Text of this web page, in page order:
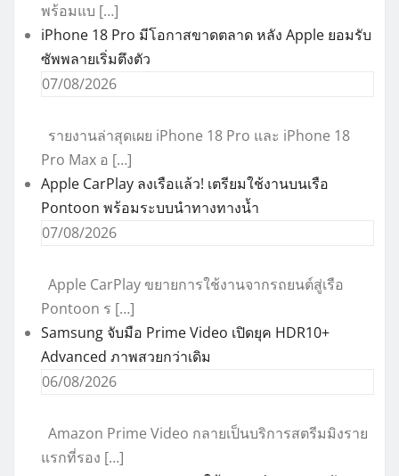
พร้อมแบ […]
iPhone 18 Pro มีโอกาสขาดตลาด หลัง Apple ยอมรับ
ซัพพลายเริ่มตึงตัว
07/08/2026
รายงานล่าสุดเผย iPhone 18 Pro และ iPhone 18
Pro Max อ […]
Apple CarPlay ลงเรือแล้ว! เตรียมใช้งานบนเรือ
Pontoon พร้อมระบบนำทางทางน้ำ
07/08/2026
Apple CarPlay ขยายการใช้งานจากรถยนต์สู่เรือ
Pontoon ร […]
Samsung จับมือ Prime Video เปิดยุค HDR10+
Advanced ภาพสวยกว่าเดิม
06/08/2026
Amazon Prime Video กลายเป็นบริการสตรีมมิงราย
แรกที่รอง […]